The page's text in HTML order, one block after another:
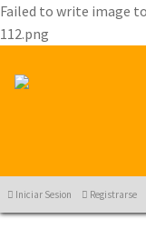
Failed to write image
112.png
Iniciar Sesion Registrarse